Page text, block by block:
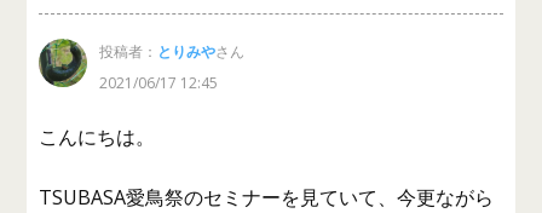
投稿者： とりみやさん
2021/06/17 12:45
こんにちは。
TSUBASA愛鳥祭のセミナーを見ていて、今更ながら